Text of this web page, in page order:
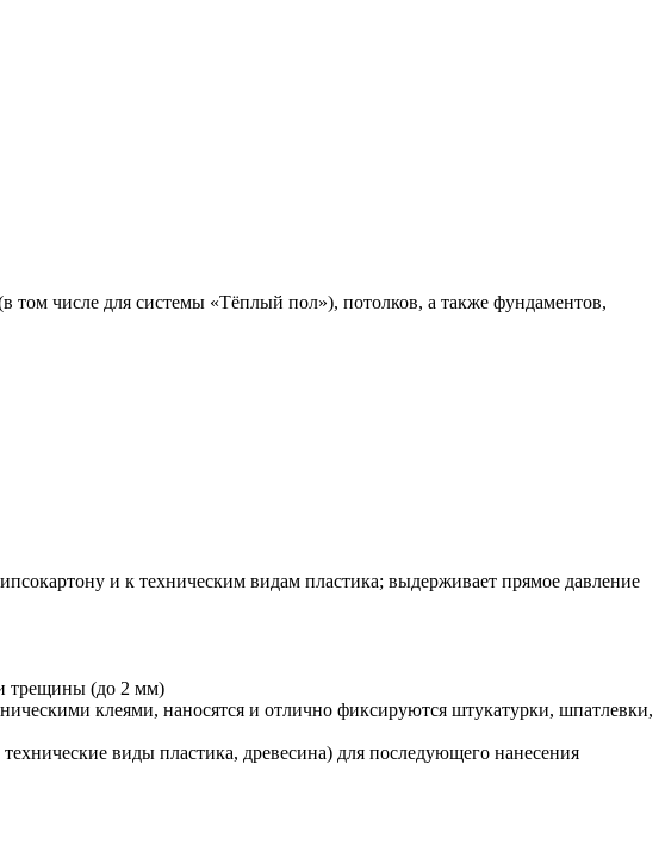
числе для системы «Тёплый пол»), потолков, а также фундаментов,
и к техническим видам пластика; выдерживает прямое давление
трещины (до 2 мм)
клеями, наносятся и отлично фиксируются штукатурки, шпатлевки,
виды пластика, древесина) для последующего нанесения